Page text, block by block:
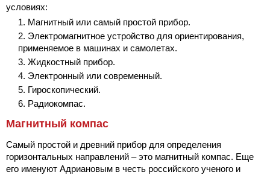
условиях:
Магнитный или самый простой прибор.
Электромагнитное устройство для ориентирования,
применяемое в машинах и самолетах.
Жидкостный прибор.
Электронный или современный.
Гироскопический.
Радиокомпас.
Магнитный компас
Самый простой и древний прибор для определения
горизонтальных направлений – это магнитный компас. Еще
его именуют Адриановым в честь российского ученого и